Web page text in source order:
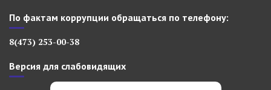
По фактам коррупции обращаться по телефону:
8(473) 253-00-38
Версия для слабовидящих